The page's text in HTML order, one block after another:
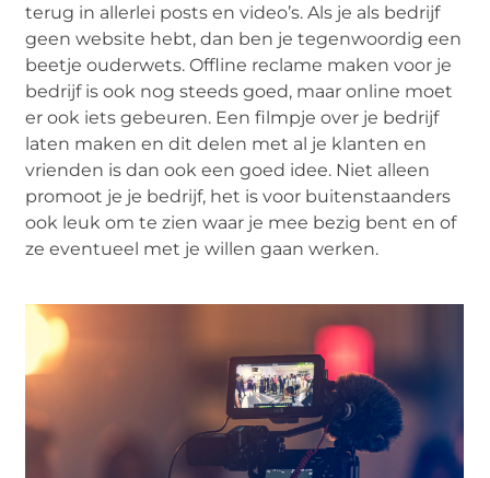
terug in allerlei posts en video’s. Als je als bedrijf
geen website hebt, dan ben je tegenwoordig een
beetje ouderwets. Offline reclame maken voor je
bedrijf is ook nog steeds goed, maar online moet
er ook iets gebeuren. Een filmpje over je bedrijf
laten maken en dit delen met al je klanten en
vrienden is dan ook een goed idee. Niet alleen
promoot je je bedrijf, het is voor buitenstaanders
ook leuk om te zien waar je mee bezig bent en of
ze eventueel met je willen gaan werken.